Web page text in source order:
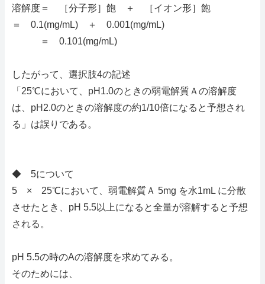
溶解度＝ ［分子形］飽 ＋ ［イオン形］飽
＝ 0.1(mg/mL) ＋ 0.001(mg/mL)
＝ 0.101(mg/mL)
したがって、選択肢4の記述
「25℃において、pH1.0のときの弱電解質Ａの溶解度
は、pH2.0のときの溶解度の約1/10倍になると予想され
る」は誤りである。
◆ 5について
5 × 25℃において、弱電解質Ａ 5mg を水1mL に分散
させたとき、pH 5.5以上になると全量が溶解すると予想
される。
pH 5.5の時のAの溶解度を求めてみる。
そのためには、